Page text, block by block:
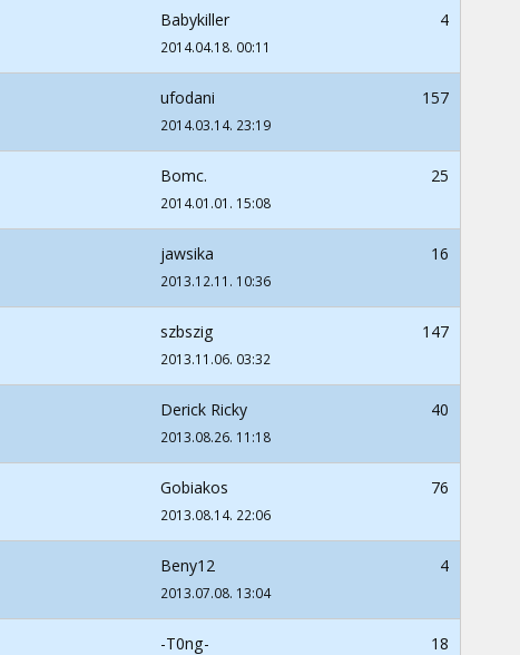
Babykiller
2014.04.18. 00:11
4
ufodani
2014.03.14. 23:19
157
Bomc.
2014.01.01. 15:08
25
jawsika
2013.12.11. 10:36
16
szbszig
2013.11.06. 03:32
147
Derick Ricky
2013.08.26. 11:18
40
Gobiakos
2013.08.14. 22:06
76
Beny12
2013.07.08. 13:04
4
-T0ng- 18